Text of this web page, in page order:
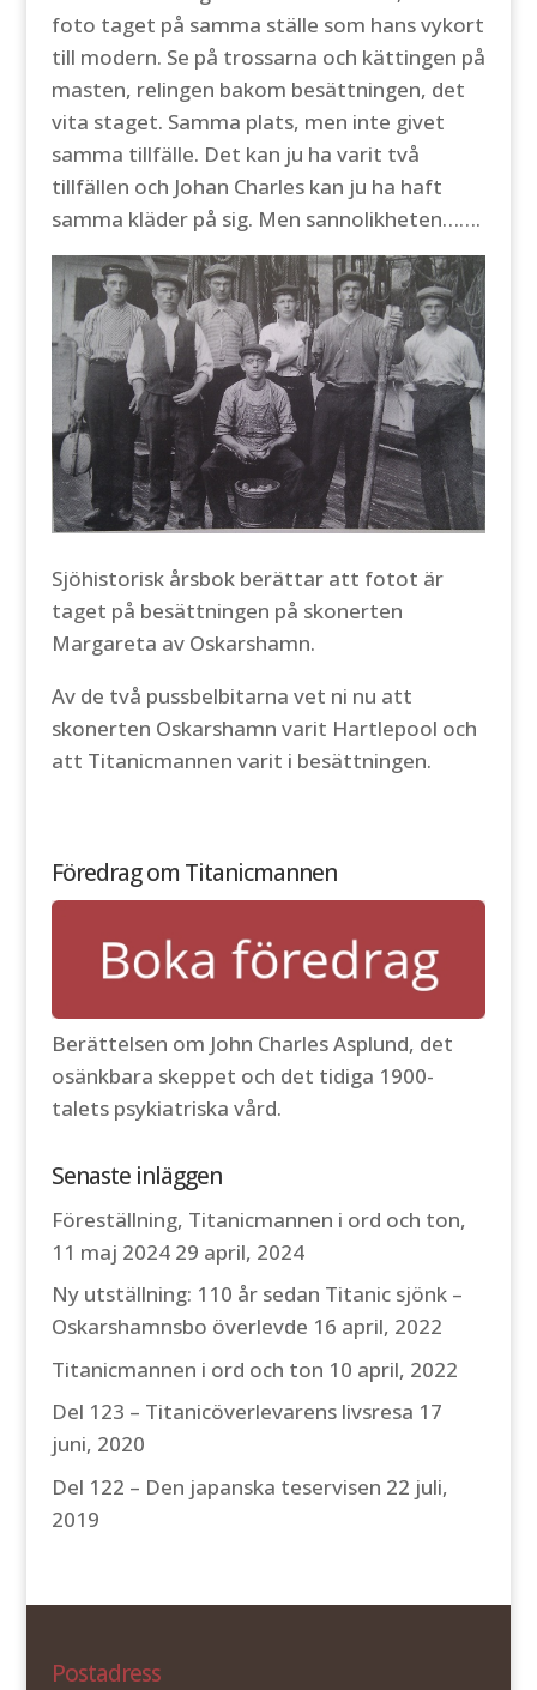
foto taget på samma ställe som hans vykort
till modern. Se på trossarna och kättingen på
masten, relingen bakom besättningen, det
vita staget. Samma plats, men inte givet
samma tillfälle. Det kan ju ha varit två
tillfällen och Johan Charles kan ju ha haft
samma kläder på sig. Men sannolikheten…….
Sjöhistorisk årsbok berättar att fotot är
taget på besättningen på skonerten
Margareta av Oskarshamn.
Av de två pussbelbitarna vet ni nu att
skonerten Oskarshamn varit Hartlepool och
att Titanicmannen varit i besättningen.
Föredrag om Titanicmannen
Berättelsen om John Charles Asplund, det
osänkbara skeppet och det tidiga 1900-
talets psykiatriska vård.
Senaste inläggen
Föreställning, Titanicmannen i ord och ton,
11 maj 2024 29 april, 2024
Ny utställning: 110 år sedan Titanic sjönk –
Oskarshamnsbo överlevde 16 april, 2022
Titanicmannen i ord och ton 10 april, 2022
Del 123 – Titanicöverlevarens livsresa 17
juni, 2020
Del 122 – Den japanska teservisen 22 juli,
2019
Postadress